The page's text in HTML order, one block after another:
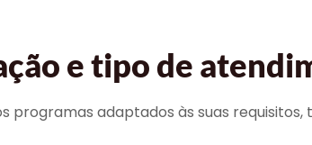
e tipo de
adaptados às suas